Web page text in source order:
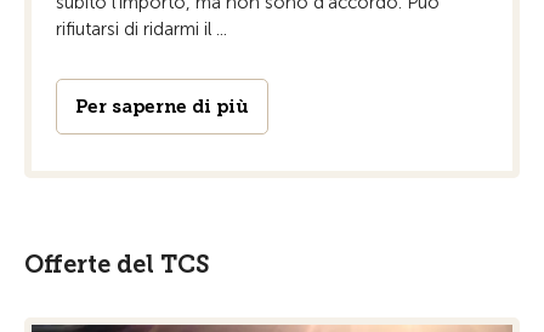
rifiutarsi di ridarmi il ...
Per saperne di più
Offerte del TCS